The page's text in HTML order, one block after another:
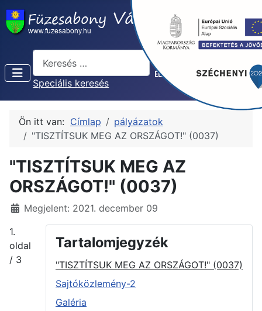
Keresés...
Speciális keresés
Ön itt van: Címlap
pályázatok
"TISZTÍTSUK MEG AZ ORSZÁGOT!" (0037)
"TISZTÍTSUK MEG AZ
ORSZÁGOT!" (0037)
Részletek
Megjelent: 2021. december 09
Tartalomjegyzék
"TISZTÍTSUK MEG AZ ORSZÁGOT!" (0037)
Sajtóközlemény-2
Galéria
1.
oldal
/ 3